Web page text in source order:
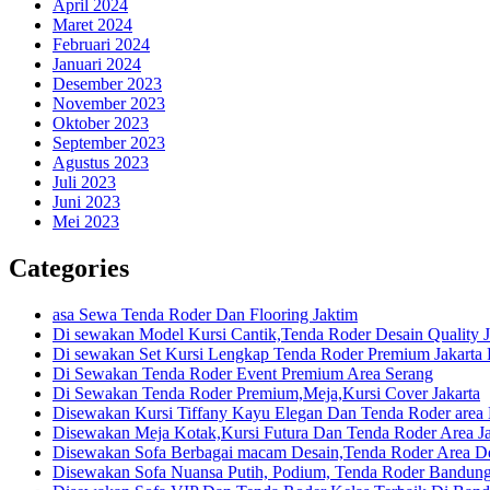
April 2024
Maret 2024
Februari 2024
Januari 2024
Desember 2023
November 2023
Oktober 2023
September 2023
Agustus 2023
Juli 2023
Juni 2023
Mei 2023
Categories
asa Sewa Tenda Roder Dan Flooring Jaktim
Di sewakan Model Kursi Cantik,Tenda Roder Desain Quality
Di sewakan Set Kursi Lengkap Tenda Roder Premium Jakarta
Di Sewakan Tenda Roder Event Premium Area Serang
Di Sewakan Tenda Roder Premium,Meja,Kursi Cover Jakarta
Disewakan Kursi Tiffany Kayu Elegan Dan Tenda Roder area
Disewakan Meja Kotak,Kursi Futura Dan Tenda Roder Area
Disewakan Sofa Berbagai macam Desain,Tenda Roder Area
Disewakan Sofa Nuansa Putih, Podium, Tenda Roder